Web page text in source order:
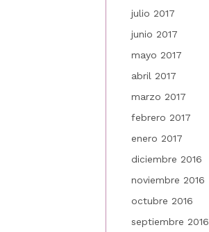
julio 2017
junio 2017
mayo 2017
abril 2017
marzo 2017
febrero 2017
enero 2017
diciembre 2016
noviembre 2016
octubre 2016
septiembre 2016